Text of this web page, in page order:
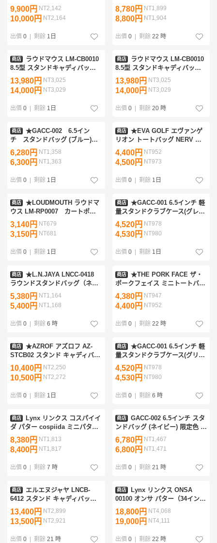
ロゴ入（ブラック）LL ★送料無
料★
9,900円 NT2,142
10,000円 NT2,164
出價 0 | 剩餘 1日
用 3個 Flowing Loud（415）
フローウィングラウド
8,780円 NT1,899
8,800円 NT1,904
出價 0 | 剩餘 22 時
商店
ラウドマウス LM-CB0010
8.5型 スタンドキャディバッグ
Chimpanzee Black（482）チン
パンジーブラック
13,980円 NT3,025
14,000円 NT3,029
出價 0 | 剩餘 1日
商店
ラウドマウス LM-CB0010
8.5型 スタンドキャディバッグ
Gathering Of Hearts（425）ギ
ャザリングオブハーツ
13,980円 NT3,025
14,000円 NT3,029
出價 0 | 剩餘 20 時
商店
★GACC-002 6.5イン
チ スタンドバッグ (ブルー)★
クラブケース/軽量キャディバッ
グ/ミニバッグ/ミニスタンド/1.8
キロ/48インチ対応★
6,280円 NT1,358
6,300円 NT1,363
出價 0 | 剩餘 1日
商店
★EVA GOLF エヴァンゲ
リオン トートバッグ NERV カ
ラー★EVANGELION GOLF ゴ
ルフ/ボストンバッグ★
4,400円 NT952
4,500円 NT973
出價 0 | 剩餘 1日
商店
★LOUDMOUTH ラウドマ
ウス LM-RP0007 カートポー
チ Rockstar（101）ロックスタ
ー/ギター柄★送料無料★
3,140円 NT679
3,150円 NT681
出價 0 | 剩餘 1日
商店
★GACC-001 6.5インチ 軽
量スタンドクラブケース(グレ
ー)★
4,520円 NT978
4,530円 NT980
出價 0 | 剩餘 1日
商店
★L.N.JAYA LNCC-0418
ラウンドスタンドバッグ（ネイ
ビー）セルフスタンド★レザッ
クス/エルエヌジャヤ★
5,380円 NT1,164
5,400円 NT1,168
出價 0 | 剩餘 6 時
商店
★THE PORK FACE ザ・
ポークフェイス ミニトートバッ
グ（ホワイト×ブラック）カー
トポーチ★送料無料★
4,380円 NT947
4,400円 NT952
出價 0 | 剩餘 22 時
商店
★AZROF アズロフ AZ-
STCB02 スタンド キャディバッ
グ 9型 ver.2.0 メキシカンスカル
309★
10,400円 NT2,250
10,500円 NT2,272
出價 0 | 剩餘 1日
商店
★GACC-001 6.5インチ 軽
量スタンドクラブケース(グリー
ン)★
4,520円 NT978
4,530円 NT980
出價 0 | 剩餘 6 時
商店
Lynx リンクス コスパイイ
ダ パター cospiida ミニパター
34インチ★超ミニパターで集中
力向上★
8,380円 NT1,813
8,400円 NT1,817
出價 0 | 剩餘 7 時
商店
GACC-002 6.5インチ スタ
ンドバッグ (ネイビー) 限定色 ク
ラブケース/軽量キャディバッ
グ/ミニバッグ/ミニスタンド
6,780円 NT1,467
6,800円 NT1,471
出價 0 | 剩餘 21 時
商店
エルエヌジャヤ LNCB-
6412 スタンド キャディバッグ
（グレー）9型 L.N.JAYA/レザ
ックス
13,400円 NT2,899
13,500円 NT2,921
出價 0 | 剩餘 21 時
商店
Lynx リンクス ONSA
00100 オンサ パター（34イン
チ）真鍮完全削り出し 左右兼
用/両面打ち可能 インパクトで
音叉が奏でる和サウンド
18,800円 NT4,068
19,000円 NT4,111
出價 0 | 剩餘 22 時